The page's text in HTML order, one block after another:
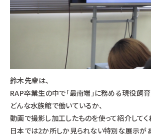
鈴木先輩は、
RAP卒業生の中で「最南端」に務める現役飼育
どんな水族館で働いているか、
動画で撮影し加工したものを使って紹介してく
日本では2か所しか見られない特別な展示が